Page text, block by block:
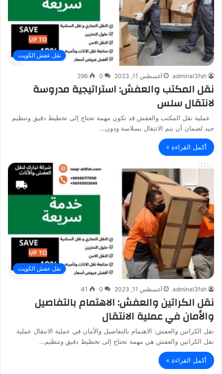
نقل عفش الكويت
adminal3fsh أغسطس 11, 2023 0
296
نقل المكتب والعفش: استراتيجية مدروسة
لانتقال سلس
عملية نقل المكتب والعفش قد تكون مهمة تحتاج إلى تخطيط دقيق وتنظيم
جيد لضمان أن يتم الانتقال بسلاسة ودون…
أكمل القراءة »
نقل عفش الكويت
adminal3fsh أغسطس 11, 2023 0
41
نقل الكراتين والعفش: الاهتمام بالتفاصيل
والأمان في عملية الانتقال
نقل الكراتين والعفش: الاهتمام بالتفاصيل والأمان في عملية الانتقال عملية
نقل الكراتين والعفش هي مهمة تحتاج إلى تخطيط دقيق وتنظيم…
أكمل القراءة »